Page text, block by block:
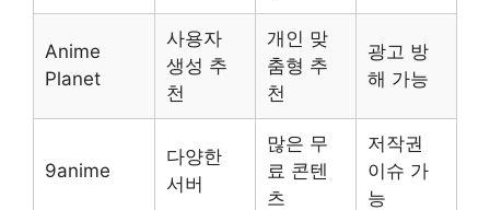
Anime
Planet
사용자
생성 추
천
개인 맞
춤형 추
천
광고 방
해 가능
9anime
다양한
서버
많은 무
료 콘텐
츠
저작권
이슈 가
능